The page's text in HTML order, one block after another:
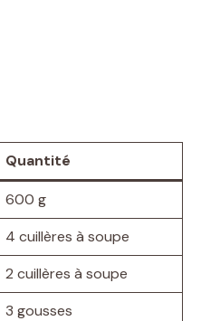
Quantité
600 g
4 cuillères à soupe
2 cuillères à soupe
3 gousses